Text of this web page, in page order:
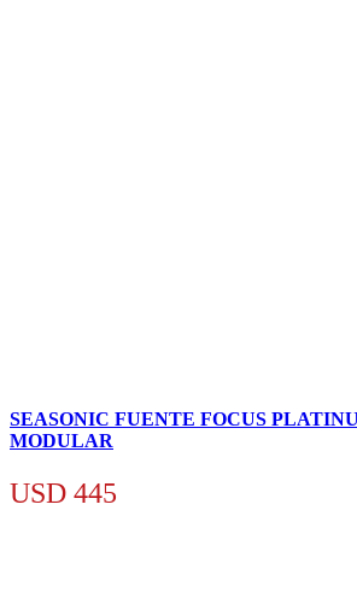
SEASONIC FUENTE FOCUS
MODULAR
USD 445